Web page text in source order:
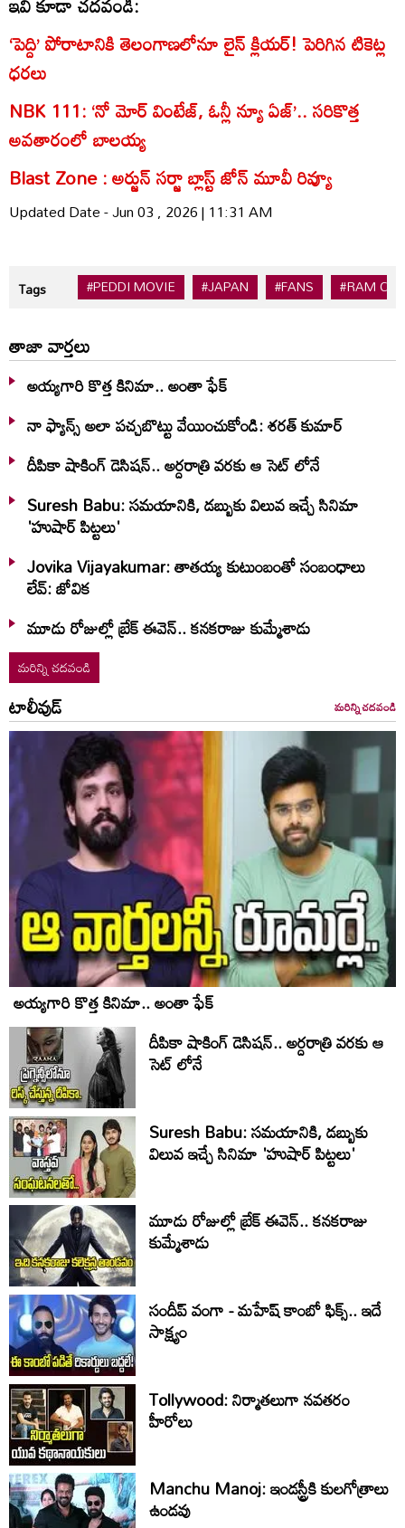
‘పెద్ది’ పోరాటానికి తెలంగాణలోనూ లైన్ క్లియర్! పెరిగిన టికెట్ల
ధరలు
NBK 111: ‘నో మోర్‌ వింటేజ్‌, ఓన్లీ న్యూ ఏజ్‌’.. సరికొత్త
అవతారంలో బాలయ్య
Blast Zone : అర్జున్ సర్జా బ్లాస్ట్ జోన్ మూవీ రివ్యూ
Updated Date - Jun 03 , 2026 | 11:31 AM
Tags #PEDDI MOVIE #JAPAN #FANS #RAM
తాజా వార్తలు
అయ్యగారి కొత్త కినిమా.. అంతా ఫేక్
నా ఫ్యాన్స్ అలా పచ్చబొట్టు వేయించుకోండి: శరత్ కుమార్
దీపికా షాకింగ్ డెసిషన్.. అర్దరాత్రి వరకు ఆ సెట్ లోనే
Suresh Babu: సమయానికి, డబ్బుకు విలువ ఇచ్చే సినిమా
'హుషార్‌ పిట్టలు'
Jovika Vijayakumar: తాతయ్య కుటుంబంతో సంబంధాలు
లేవ్: జోవిక
మూడు రోజుల్లో బ్రేక్ ఈవెన్.. కనకరాజు కుమ్మేశాడు
మరిన్ని చదవండి
టాలీవుడ్ మరిన్ని చదవండి
అయ్యగారి కొత్త కినిమా.. అంతా ఫేక్
దీపికా షాకింగ్ డెసిషన్.. అర్దరాత్రి వరకు ఆ
సెట్ లోనే
Suresh Babu: సమయానికి, డబ్బుకు
విలువ ఇచ్చే సినిమా 'హుషార్‌ పిట్టలు'
మూడు రోజుల్లో బ్రేక్ ఈవెన్.. కనకరాజు
కుమ్మేశాడు
సందీప్ వంగా - మహేష్ కాంబో ఫిక్స్.. ఇదే
సాక్ష్యం
Tollywood: నిర్మాతలుగా నవతరం
హీరోలు
Manchu Manoj: ఇండస్ట్రీకి కులగోత్రాలు
ఉండవు